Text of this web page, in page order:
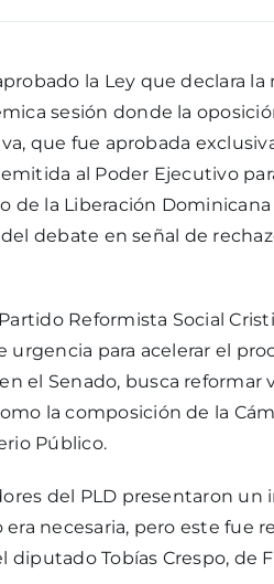
la Ley que declara
sesión donde la
que fue aprobada
al Poder Ejecutivo
de la Liberación Dominicana
debate en señal de
Reformista Social
urgencia para acelerar el
el Senado, busca reformar
la composición de la
Público.
del PLD presentaron
necesaria, pero este fue
Tobías Crespo, de